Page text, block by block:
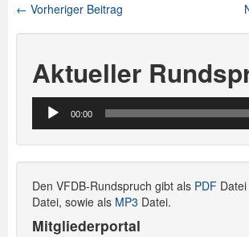
Beitragsnavigation
← Vorheriger Beitrag
Aktueller
Audio-
Player
00:00
Den VFDB-Rundspruch gibt als PDF
Datei, sowie als MP3 Datei.
Mitgliederportal